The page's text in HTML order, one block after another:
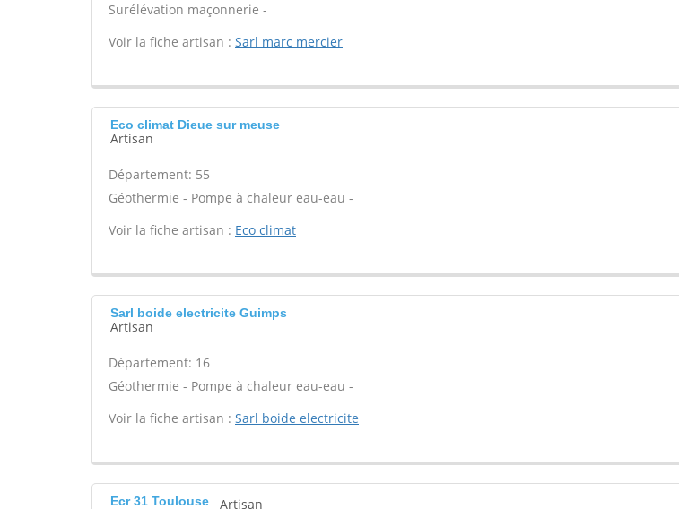
Surélévation maçonnerie -
Voir la fiche artisan : Sarl marc mercier
Eco climat Dieue sur meuse
Artisan
Département: 55
Géothermie - Pompe à chaleur eau-eau -
Voir la fiche artisan : Eco climat
Sarl boide electricite Guimps
Artisan
Département: 16
Géothermie - Pompe à chaleur eau-eau -
Voir la fiche artisan : Sarl boide electricite
Ecr 31 Toulouse Artisan